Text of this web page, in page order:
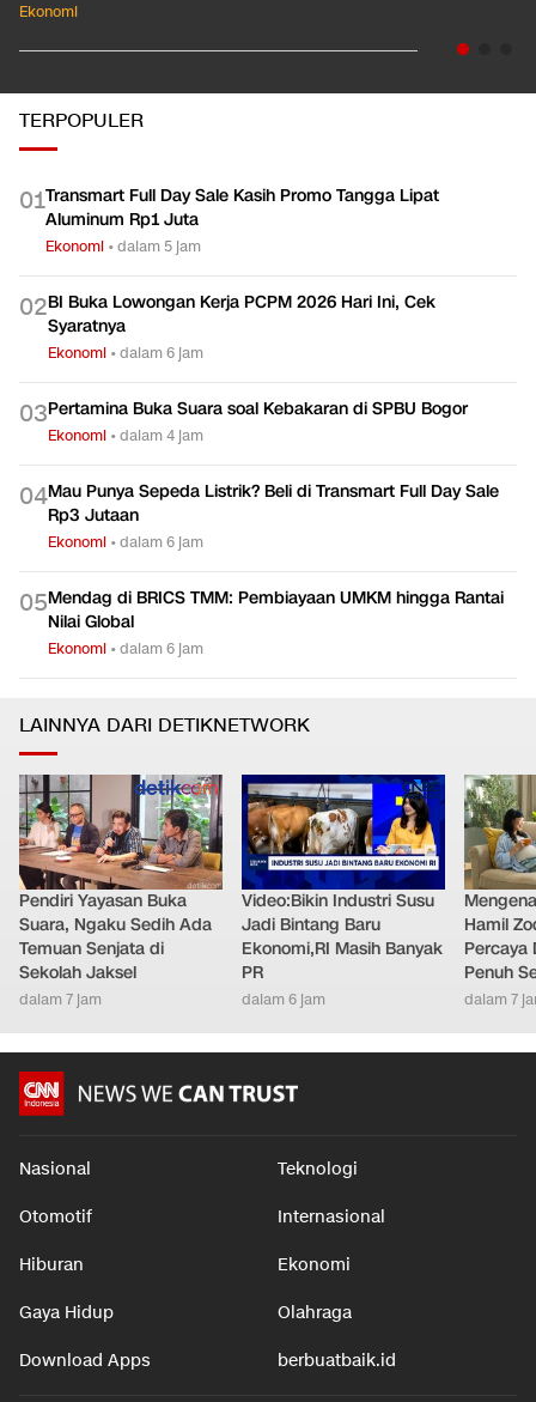
Ekonomi
TERPOPULER
01Transmart Full Day Sale Kasih Promo Tangga Lipat
Aluminum Rp1 Juta
Ekonomi •dalam 5 jam
02BI Buka Lowongan Kerja PCPM 2026 Hari Ini, Cek
Syaratnya
Ekonomi •dalam 6 jam
03Pertamina Buka Suara soal Kebakaran di SPBU Bogor
Ekonomi •dalam 4 jam
04Mau Punya Sepeda Listrik? Beli di Transmart Full Day Sale
Rp3 Jutaan
Ekonomi •dalam 6 jam
05Mendag di BRICS TMM: Pembiayaan UMKM hingga Rantai
Nilai Global
Ekonomi •dalam 6 jam
LAINNYA DARI DETIKNETWORK
Pendiri Yayasan Buka
Suara, Ngaku Sedih Ada
Temuan Senjata di
Sekolah Jaksel
dalam 7 jam
Video:Bikin Industri Susu
Jadi Bintang Baru
Ekonomi,RI Masih Banyak
PR
dalam 6 jam
Hamil
Percaya
Penuh
dalam 7
Nasional Teknologi
Otomotif Internasional
Hiburan Ekonomi
Gaya Hidup Olahraga
Download Apps berbuatbaik.id